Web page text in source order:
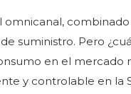
omnicanal,
suministro. Pero
en el mercado
y controlable en la